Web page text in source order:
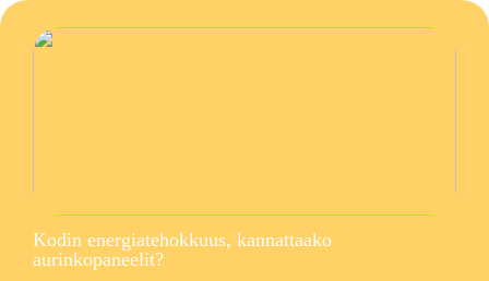
Kodin energiatehokkuus, kannattaako
aurinkopaneelit?